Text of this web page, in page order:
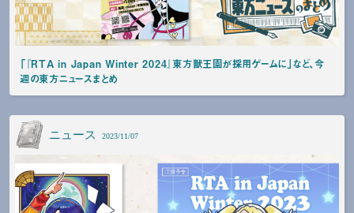
「『RTA in Japan Winter 2024』東方獣王園が採用ゲームに」など、今
週の東方ニュースまとめ
ニュース 2023/11/07